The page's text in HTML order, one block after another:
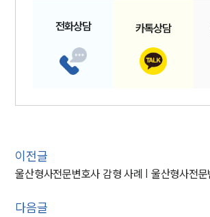
전화상담 카톡상담
이전글
다음글